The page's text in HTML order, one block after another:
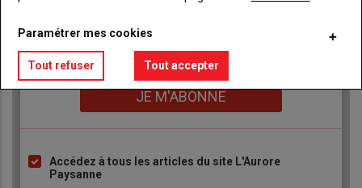
Body A partir de 93€
Lien JE M'ABONNE
ListeAccédez à tous les articles du site L'Aurore
Paysanne
Paramétrer mes cookies
Tout refuser Tout accepter